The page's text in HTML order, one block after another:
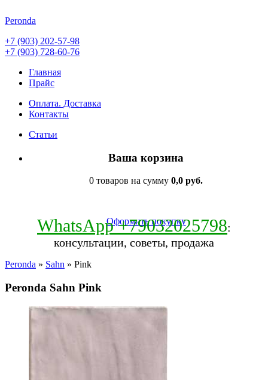
Peronda
+7 (903) 202-57-98
+7 (903) 728-60-76
Главная
Прайс
Оплата. Доставка
Контакты
Статьи
Ваша корзина
0 товаров на сумму 0,0 руб.
Оформить покупку
WhatsApp +79032025798:
консультации, советы, продажа
Peronda » Sahn » Pink
Peronda Sahn Pink